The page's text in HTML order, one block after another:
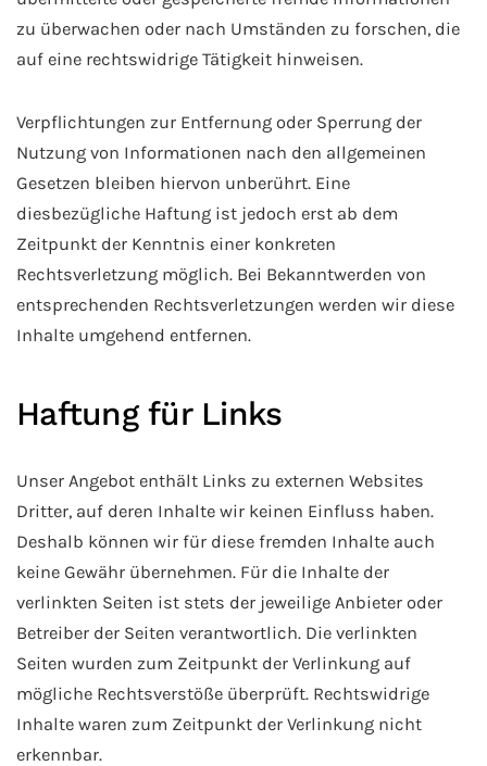
zu überwachen oder nach Umständen zu forschen, die
auf eine rechtswidrige Tätigkeit hinweisen.
Verpflichtungen zur Entfernung oder Sperrung der
Nutzung von Informationen nach den allgemeinen
Gesetzen bleiben hiervon unberührt. Eine
diesbezügliche Haftung ist jedoch erst ab dem
Zeitpunkt der Kenntnis einer konkreten
Rechtsverletzung möglich. Bei Bekanntwerden von
entsprechenden Rechtsverletzungen werden wir diese
Inhalte umgehend entfernen.
Haftung für Links
Unser Angebot enthält Links zu externen Websites
Dritter, auf deren Inhalte wir keinen Einfluss haben.
Deshalb können wir für diese fremden Inhalte auch
keine Gewähr übernehmen. Für die Inhalte der
verlinkten Seiten ist stets der jeweilige Anbieter oder
Betreiber der Seiten verantwortlich. Die verlinkten
Seiten wurden zum Zeitpunkt der Verlinkung auf
mögliche Rechtsverstöße überprüft. Rechtswidrige
Inhalte waren zum Zeitpunkt der Verlinkung nicht
erkennbar.